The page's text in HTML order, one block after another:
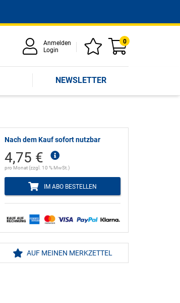
Anmelden
Login
0
NEWSLETTER
Nach dem Kauf sofort nutzbar
4,75 €
pro Monat (zzgl. 10 % MwSt.)
IM ABO BESTELLEN
AUF MEINEN MERKZETTEL